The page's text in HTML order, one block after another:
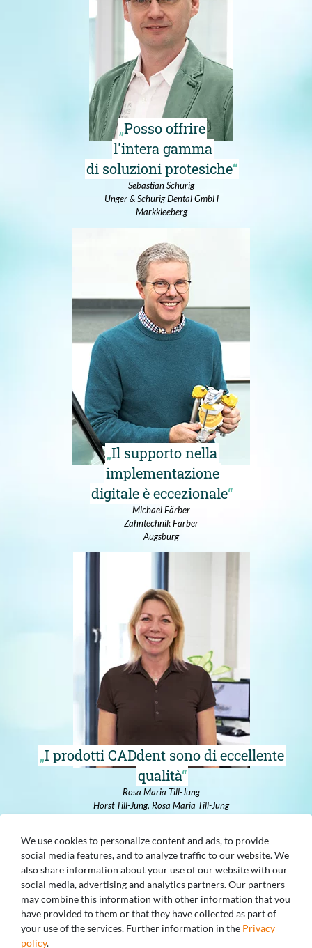
Posso offrire
l'intera gamma
di soluzioni protesiche
Sebastian Schurig
Unger & Schurig Dental GmbH
Markkleeberg
Il supporto nella
implementazione
digitale è eccezionale
Michael Färber
Zahntechnik Färber
Augsburg
I prodotti CADdent sono di eccellente
qualità
Rosa Maria Till-Jung
Horst Till-Jung, Rosa Maria Till-Jung
AVETE DOMANDE? SIAMO LIETI DI
AIUTARVI!
We use cookies to personalize content and ads, to provide
social media features, and to analyze traffic to our website. We
also share information about your use of our website with our
social media, advertising and analytics partners. Our partners
may combine this information with other information that you
have provided to them or that they have collected as part of
your use of the services. Further information in the Privacy
policy.